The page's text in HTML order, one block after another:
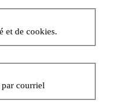
et de cookies.
par courriel